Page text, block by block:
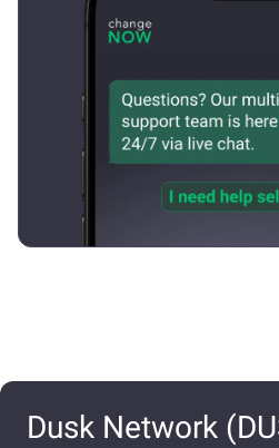
Dusk Network